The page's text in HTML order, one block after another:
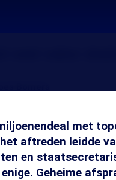
met
aftreden leidde
en
Geheime